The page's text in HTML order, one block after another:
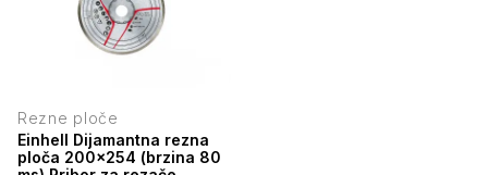
Rezne ploče
Einhell Dijamantna rezna
ploča 200x254 (brzina 80